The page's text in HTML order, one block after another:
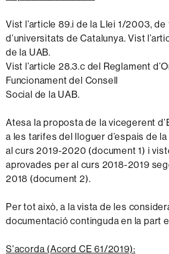
Vist l’article 89.i de la Llei 1/2003, de
d’universitats de Catalunya. Vist
de la UAB.
Vist l’article 28.3.c del Reglament
Funcionament del Consell
Social de la UAB.
Atesa la proposta de la vicegerent
a les tarifes del lloguer d’espais de
al curs 2019-2020 (document 1) i
aprovades per al curs 2018-2019
2018 (document 2).
Per tot això, a la vista de les
documentació continguda en la part
S'acorda (Acord CE 61/2019):